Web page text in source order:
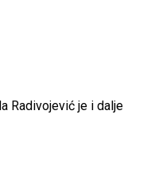
Radivojević je i dalje